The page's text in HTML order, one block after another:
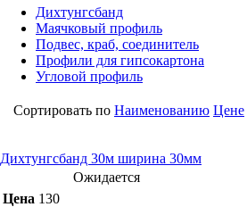
Дихтунгсбанд
Маячковый профиль
Подвес, краб, соединитель
Профили для гипсокартона
Угловой профиль
Сортировать по Наименованию Цене
Дихтунгсбанд 30м ширина 30мм
Ожидается
Цена 130